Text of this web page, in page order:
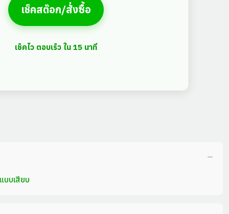
เช็คสต๊อก/สั่งซื้อ
เช็คไว ตอบเร็ว ใน 15 นาที
บบเสียบ